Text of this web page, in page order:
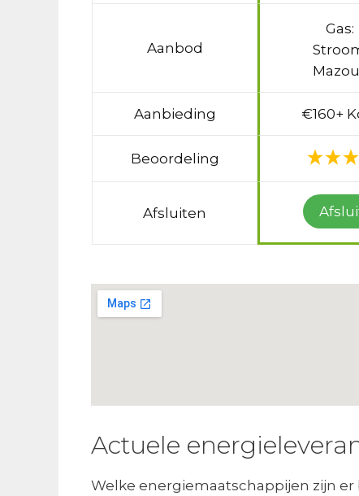
Aanbod
Gas:
Aanbieding €160+
Beoordeling
Afsluiten
Actuele
Welke energiemaatschappijen zijn